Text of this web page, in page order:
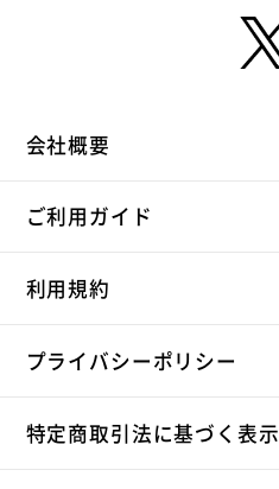
会社概要
ご利用ガイド
利用規約
プライバシーポリシー
特定商取引法に基づく表示